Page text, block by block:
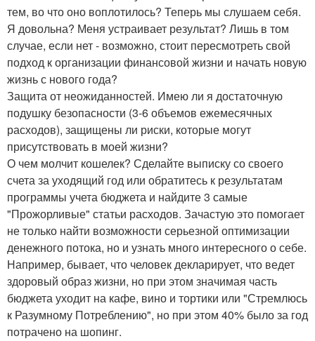
тем, во что оно воплотилось? Теперь мы слушаем себя.
Я довольна? Меня устраивает результат? Лишь в том
случае, если нет - возможно, стоит пересмотреть свой
подход к организации финансовой жизни и начать новую
жизнь с нового года?
Защита от неожиданностей. Имею ли я достаточную
подушку безопасности (3-6 объемов ежемесячных
расходов), защищены ли риски, которые могут
присутствовать в моей жизни?
О чем молчит кошелек? Сделайте выписку со своего
счета за уходящий год или обратитесь к результатам
программы учета бюджета и найдите 3 самые
"Прожорливые" статьи расходов. Зачастую это помогает
не только найти возможности серьезной оптимизации
денежного потока, но и узнать много интересного о себе.
Например, бывает, что человек декларирует, что ведет
здоровый образ жизни, но при этом значимая часть
бюджета уходит на кафе, вино и тортики или "Стремлюсь
к Разумному Потреблению", но при этом 40% было за год
потрачено на шопинг.